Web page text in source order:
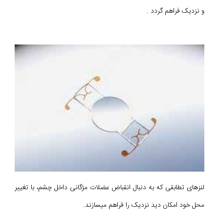
و نزدیک فراهم گردد .
لنزهای تطابقی که به دنبال انقباض عضلات مژگانی داخل چشم، با تغییر
محل خود امکان دید نزدیک را فراهم میسازند.